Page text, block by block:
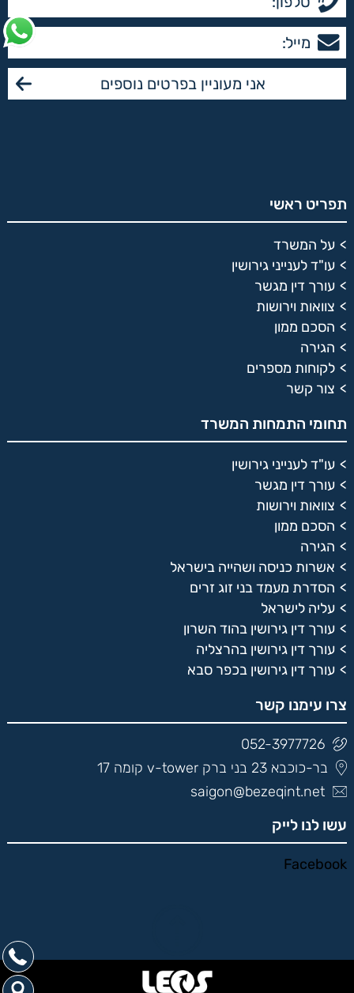
תפריט ראשי
על המשרד
עו"ד לענייני גירושין
עורך דין מגשר
צוואות וירושות
הסכם ממון
הגירה
לקוחות מספרים
צור קשר
תחומי התמחות המשרד
עו"ד לענייני גירושין
עורך דין מגשר
צוואות וירושות
הסכם ממון
הגירה
אשרות כניסה ושהייה בישראל
הסדרת מעמד בני זוג זרים
עליה לישראל
עורך דין גירושין בהוד השרון
עורך דין גירושין בהרצליה
עורך דין גירושין בכפר סבא
צרו עימנו קשר
052-3977726
בר-כוכבא 23 בני ברק v-tower קומה 17
saigon@bezeqint.net
עשו לנו לייק
Facebook